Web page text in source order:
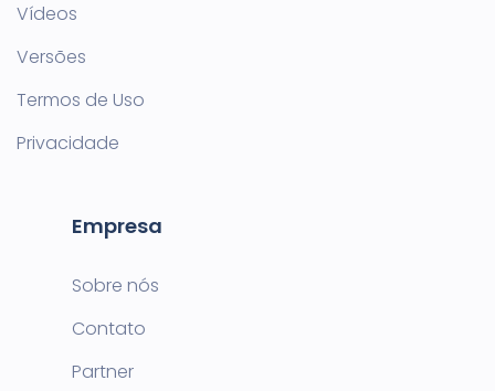
Vídeos
Versões
Termos de Uso
Privacidade
Empresa
Sobre nós
Contato
Partner